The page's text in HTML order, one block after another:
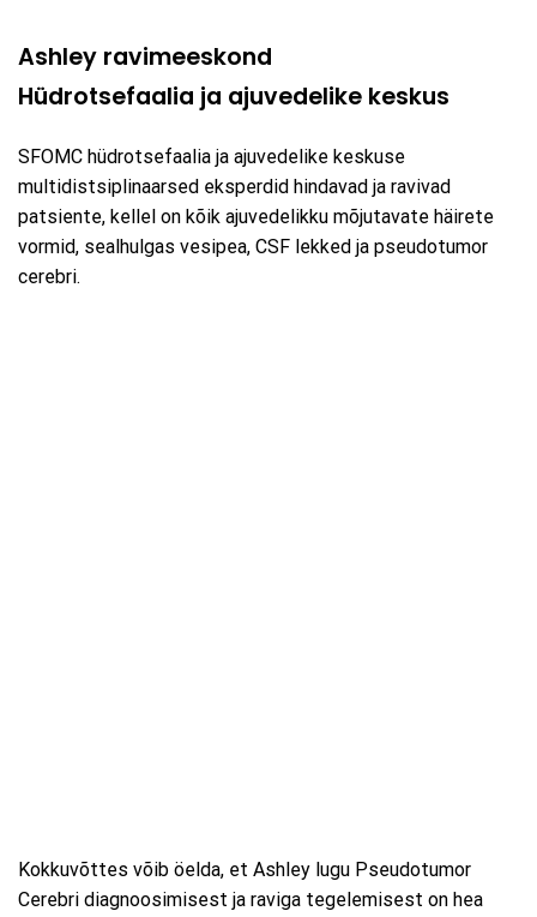
Ashley ravimeeskond
Hüdrotsefaalia ja ajuvedelike keskus
SFOMC hüdrotsefaalia ja ajuvedelike keskuse
multidistsiplinaarsed eksperdid hindavad ja ravivad
patsiente, kellel on kõik ajuvedelikku mõjutavate häirete
vormid, sealhulgas vesipea, CSF lekked ja pseudotumor
cerebri.
Kokkuvõttes võib öelda, et Ashley lugu Pseudotumor
Cerebri diagnoosimisest ja raviga tegelemisest on hea